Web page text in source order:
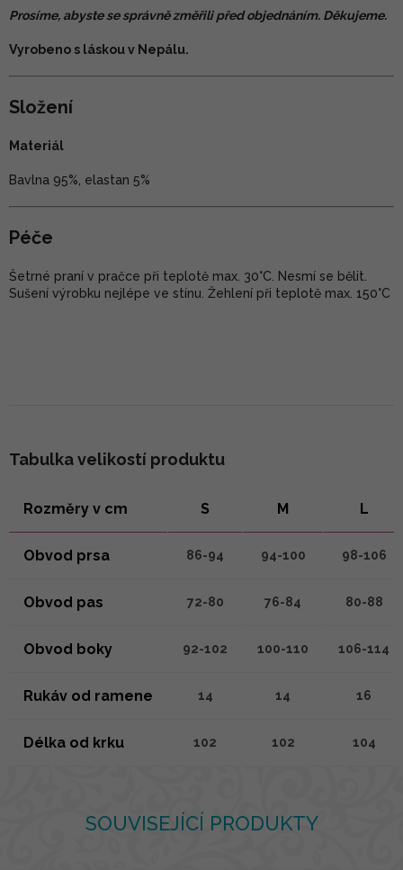
SOUVISEJÍCÍ PRODUKTY
Prosíme, abyste se správně změřili před objednáním. Děkujeme.
Vyrobeno s láskou v Nepálu.
Složení
Materiál
Bavlna 95%, elastan 5%
Péče
Šetrné praní v pračce při teplotě max. 30°C. Nesmí se bělit.
Sušení výrobku nejlépe ve stínu. Žehlení při teplotě max. 150°C
Tabulka velikostí produktu
Rozměry v cm S M L
Obvod prsa 86-94 94-100 98-106
Obvod pas 72-80 76-84 80-88
Obvod boky 92-102 100-110 106-114
Rukáv od ramene 14 14 16
Délka od krku 102 102 104